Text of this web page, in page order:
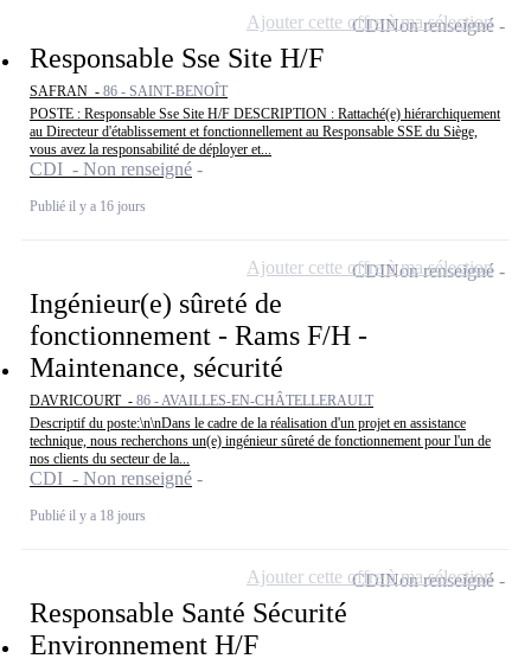
Responsable Sse Site H/F
SAFRAN - 86 - SAINT-BENOÎT
POSTE : Responsable Sse Site H/F DESCRIPTION : Rattaché(e) hiérarchiquement
au Directeur d'établissement et fonctionnellement au Responsable SSE du Siège,
vous avez la responsabilité de déployer et...
CDI - Non renseigné
Publié il y a 16 jours
CDINon renseigné
Ajouter cette offre à ma sélection
Ingénieur(e) sûreté de
fonctionnement - Rams F/H -
Maintenance, sécurité
DAVRICOURT - 86 - AVAILLES-EN-CHÂTELLERAULT
Descriptif du poste:\n\nDans le cadre de la réalisation d'un projet en assistance
technique, nous recherchons un(e) ingénieur sûreté de fonctionnement pour l'un de
nos clients du secteur de la...
CDI - Non renseigné
Publié il y a 18 jours
CDINon renseigné
Ajouter cette offre à ma sélection
Responsable Santé Sécurité
Environnement H/F
CDINon renseigné
Ajouter cette offre à ma sélection